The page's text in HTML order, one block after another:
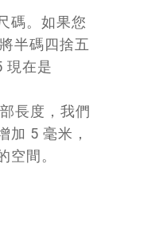
碼。如果您
半碼四捨五
現在是
長度，我們
加 5 毫米，
空間。